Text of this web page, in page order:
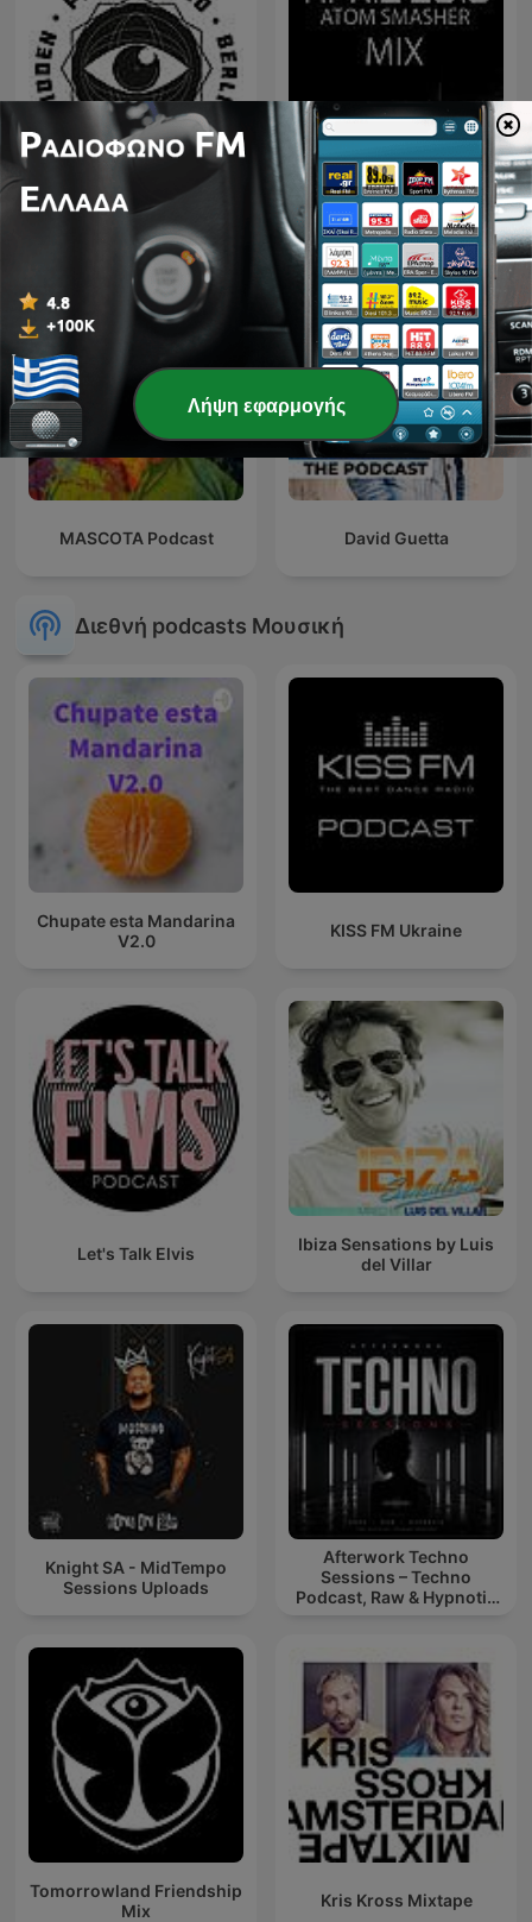
TECHNO TECHNO
TECHNO
Techno Mix, Best Techno
MASCOTA Podcast David Guetta
Διεθνή podcasts Μουσική
Chupate esta Mandarina
V2.0
KISS FM Ukraine
Let's Talk Elvis
Ibiza Sensations by Luis
del Villar
Knight SA - MidTempo
Sessions Uploads
Afterwork Techno
Sessions – Techno
Podcast, Raw & Hypnotic
Tomorrowland Friendship
Mix
Kris Kross Mixtape
Λήψη εφαρμογής